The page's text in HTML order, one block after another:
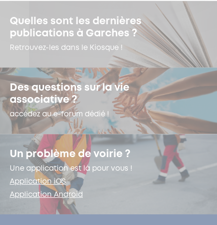
Quelles sont les dernières
publications à Garches ?
Retrouvez-les dans le Kiosque !
Des questions sur la vie
associative ?
accédez au e-forum dédié !
Un problème de voirie ?
Une application est là pour vous !
Application iOS
Application Android